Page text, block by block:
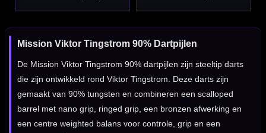
Mission Viktor Tingstrom 90% Dartpijlen
De Mission Viktor Tingstrom 90% dartpijlen zijn steeltip darts
die zijn ontwikkeld rond Viktor Tingstrom. Deze darts zijn
gemaakt van 90% tungsten en combineren een scalloped
barrel met nano grip, ringed grip, een bronzen afwerking en
een centre weighted balans voor controle, grip en een